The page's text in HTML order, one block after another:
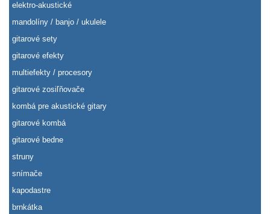
elektro-akustické
mandolíny / banjo / ukulele
gitarové sety
gitarové efekty
multiefekty / procesory
gitarové zosiľňovače
kombá pre akustické gitary
gitarové kombá
gitarové bedne
struny
snímače
kapodastre
brnkátka